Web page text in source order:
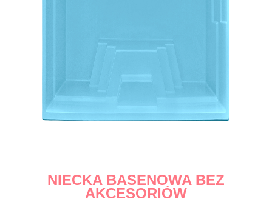
NIECKA BASENOWA BEZ
AKCESORIÓW